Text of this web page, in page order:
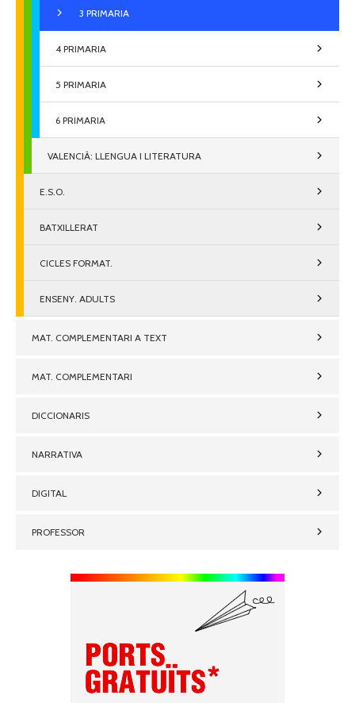
3 PRIMARIA
4 PRIMARIA
5 PRIMARIA
6 PRIMARIA
VALENCIÀ: LLENGUA I LITERATURA
E.S.O.
BATXILLERAT
CICLES FORMAT.
ENSENY. ADULTS
MAT. COMPLEMENTARI A TEXT
MAT. COMPLEMENTARI
DICCIONARIS
NARRATIVA
DIGITAL
PROFESSOR